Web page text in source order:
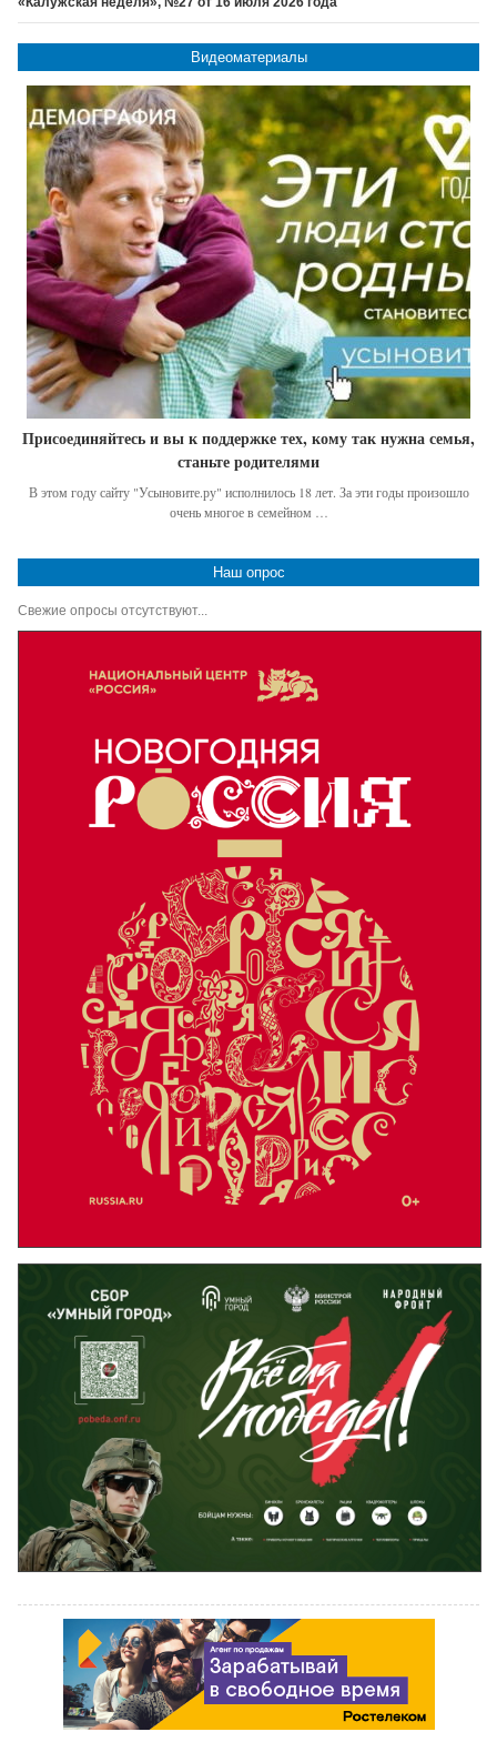
Видеоматериалы
Присоединяйтесь и вы к поддержке тех, кому так нужна семья,
станьте родителями
В этом году сайту "Усыновите.ру" исполнилось 18 лет. За эти годы произошло
очень многое в семейном …
Наш опрос
Свежие опросы отсутствуют...